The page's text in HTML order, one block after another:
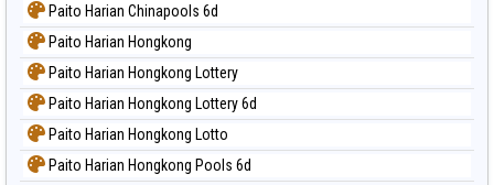
Paito Harian Chinapools 6d
Paito Harian Hongkong
Paito Harian Hongkong Lottery
Paito Harian Hongkong Lottery 6d
Paito Harian Hongkong Lotto
Paito Harian Hongkong Pools 6d